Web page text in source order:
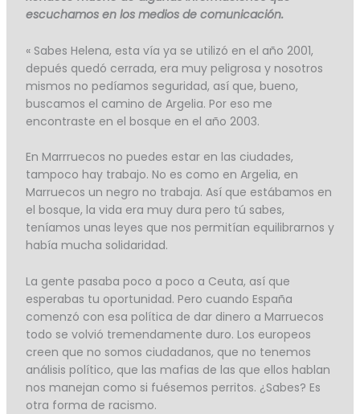
escuchamos en los medios de comunicación.
« Sabes Helena, esta vía ya se utilizó en el año 2001,
depués quedó cerrada, era muy peligrosa y nosotros
mismos no pedíamos seguridad, así que, bueno,
buscamos el camino de Argelia. Por eso me
encontraste en el bosque en el año 2003.
En Marrruecos no puedes estar en las ciudades,
tampoco hay trabajo. No es como en Argelia, en
Marruecos un negro no trabaja. Así que estábamos en
el bosque, la vida era muy dura pero tú sabes,
teníamos unas leyes que nos permitían equilibrarnos y
había mucha solidaridad.
La gente pasaba poco a poco a Ceuta, así que
esperabas tu oportunidad. Pero cuando España
comenzó con esa política de dar dinero a Marruecos
todo se volvió tremendamente duro. Los europeos
creen que no somos ciudadanos, que no tenemos
análisis político, que las mafias de las que ellos hablan
nos manejan como si fuésemos perritos. ¿Sabes? Es
otra forma de racismo.